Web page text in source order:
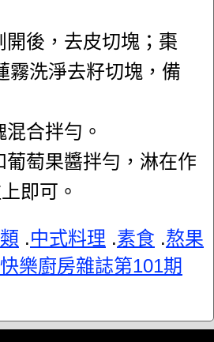
開後，去皮切塊；棗
霧洗淨去籽切塊，備
合拌勻。
葡萄果醬拌勻，淋在作
即可。
.中式料理 .素食 .熬果
快樂廚房雜誌第101期